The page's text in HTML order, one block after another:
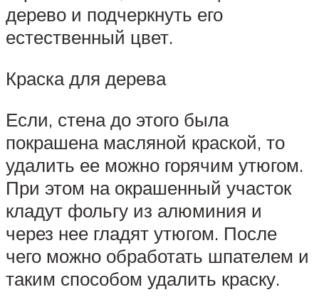
дерево и подчеркнуть его
естественный цвет.
Краска для дерева
Если, стена до этого была
покрашена масляной краской, то
удалить ее можно горячим утюгом.
При этом на окрашенный участок
кладут фольгу из алюминия и
через нее гладят утюгом. После
чего можно обработать шпателем и
таким способом удалить краску.